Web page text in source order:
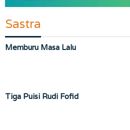
Sastra
Memburu Masa Lalu
Tiga Puisi Rudi Fofid